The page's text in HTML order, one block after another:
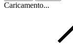
Caricamento...